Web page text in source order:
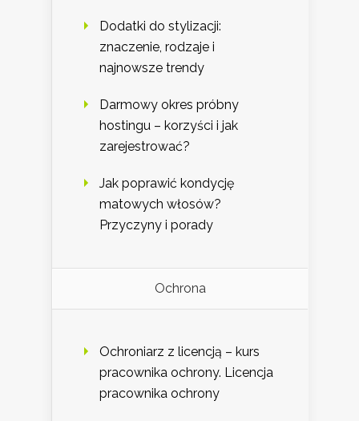
Dodatki do stylizacji:
znaczenie, rodzaje i
najnowsze trendy
Darmowy okres próbny
hostingu – korzyści i jak
zarejestrować?
Jak poprawić kondycję
matowych włosów?
Przyczyny i porady
Ochrona
Ochroniarz z licencją – kurs
pracownika ochrony. Licencja
pracownika ochrony